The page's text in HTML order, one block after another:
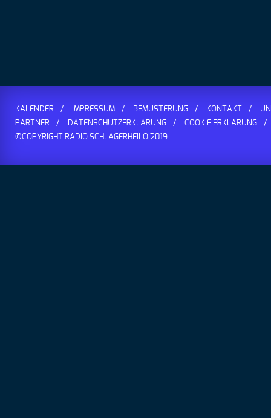
KALENDER IMPRESSUM BEMUSTERUNG KONTAKT
PARTNER
DATENSCHUTZERKLÄRUNG
COOKIE ERKLÄRUNG
©COPYRIGHT RADIO SCHLAGERHEILO 2019